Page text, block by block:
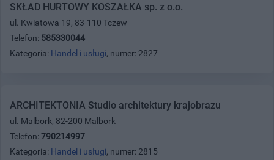
SKŁAD HURTOWY KOSZAŁKA sp. z o.o.
ul. Kwiatowa 19, 83-110 Tczew
Telefon: 585330044
Kategoria: Handel i usługi, numer: 2827
ARCHITEKTONIA Studio architektury krajobrazu
ul. Malbork, 82-200 Malbork
Telefon: 790214997
Kategoria: Handel i usługi, numer: 2815